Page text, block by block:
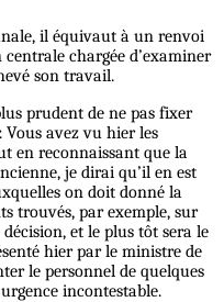
il équivaut à un renvoi
chargée d’examiner
son travail.
prudent de ne pas fixer
Vous avez vu hier les
en reconnaissant que la
je dirai qu’il en est
on doit donné la
trouvés, par exemple, sur
et le plus tôt sera le
hier par le ministre de
le personnel de quelques
incontestable.